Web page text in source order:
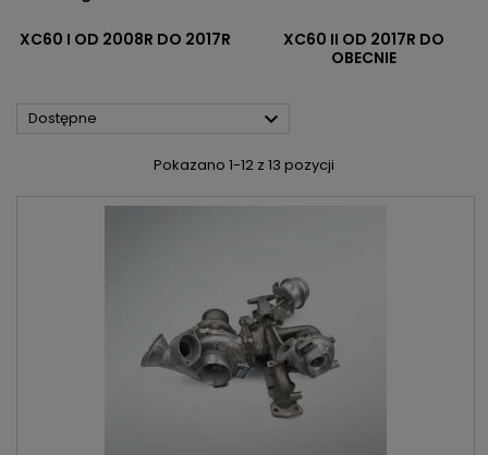
XC60 I OD 2008R DO 2017R
XC60 II OD 2017R DO
OBECNIE
Dostępne 
Pokazano 1-12 z 13 pozycji